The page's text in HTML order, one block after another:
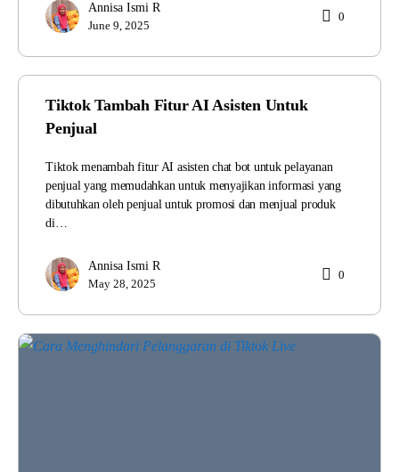
Annisa Ismi R
June 9, 2025
0
Tiktok Tambah Fitur AI Asisten Untuk
Penjual
Tiktok menambah fitur AI asisten chat bot untuk pelayanan
penjual yang memudahkan untuk menyajikan informasi yang
dibutuhkan oleh penjual untuk promosi dan menjual produk
di…
Annisa Ismi R
May 28, 2025
0